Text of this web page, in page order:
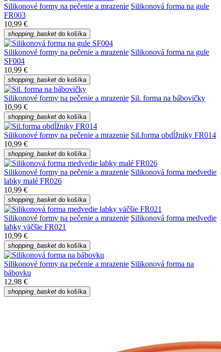
Silikonové formy na pečenie a mrazenie Silikonová forma na gule
FR003
10,99 €
shopping_basket do košíka
Silikonové formy na pečenie a mrazenie Silikonová forma na gule
SF004
10,99 €
shopping_basket do košíka
Silikonové formy na pečenie a mrazenie Sil. forma na bábovičky
10,99 €
shopping_basket do košíka
Silikonové formy na pečenie a mrazenie Sil.forma obdĺžniky FR014
10,99 €
shopping_basket do košíka
Silikonové formy na pečenie a mrazenie Silikonová forma medvedie
labky malé FR026
10,99 €
shopping_basket do košíka
Silikonové formy na pečenie a mrazenie Silikonová forma medvedie
labky väčšie FR021
10,99 €
shopping_basket do košíka
Silikonové formy na pečenie a mrazenie Silikonová forma na
bábovku
12,98 €
shopping_basket do košíka